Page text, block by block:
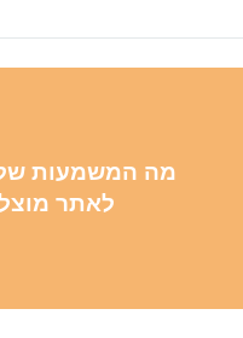
מה המשמעות
לאתר